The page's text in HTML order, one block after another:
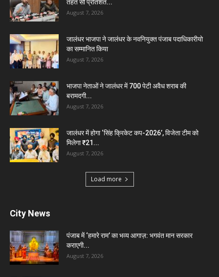
तहत सौ प्रतिशत...
August 7, 2026
जालंधर भाजपा ने जालंधर के नवनियुक्त पंजाब पदाधिकारीयो
का सम्मानित किया
August 7, 2026
भाजपा नेताओं ने जालंधर में 700 पेटी अवैध शराब की
बरामदगी...
August 7, 2026
जालंधर में होगा ‘सिंह क्रिकेट कप-2026’, विजेता टीम को
मिलेगा ₹21...
August 7, 2026
Load more
City News
पंजाब में ‘हमारे राम’ का भव्य आगाज़: भगवंत मान सरकार
कराएगी...
August 7, 2026